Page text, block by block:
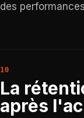
des
La
après